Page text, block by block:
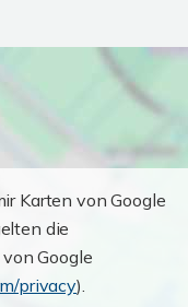
Karten von Google
die
Google
privacy).